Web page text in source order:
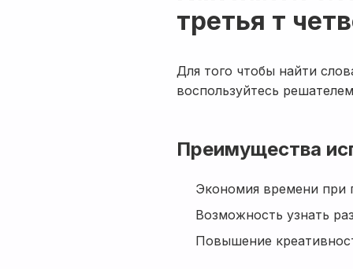
третья т
Для того чтобы найти
воспользуйтесь
Преимущества
Экономия времени при
Возможность узнать
Повышение